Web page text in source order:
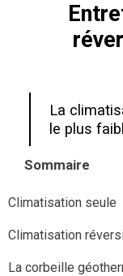
La
le plus
Sommaire
Climatisation seule
Climatisation
La corbeille